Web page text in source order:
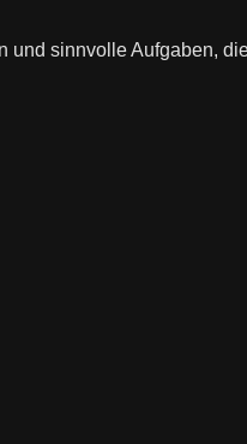
und sinnvolle Aufgaben,